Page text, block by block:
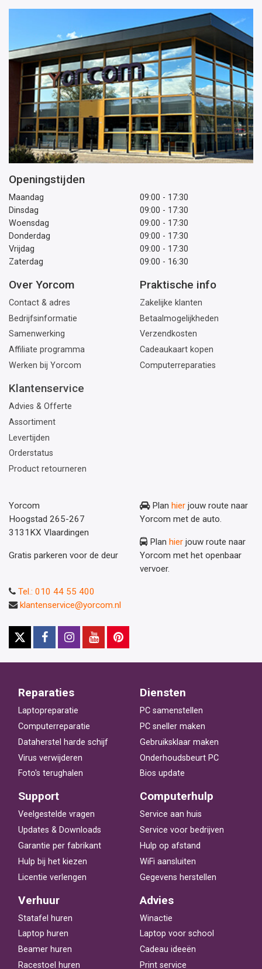
Openingstijden
Maandag
09:00 - 17:30
Dinsdag
09:00 - 17:30
Woensdag
09:00 - 17:30
Donderdag
09:00 - 17:30
Vrijdag
09:00 - 17:30
Zaterdag
09:00 - 16:30
Over Yorcom
Contact & adres
Bedrijfsinformatie
Samenwerking
Affiliate programma
Werken bij Yorcom
Praktische info
Zakelijke klanten
Betaalmogelijkheden
Verzendkosten
Cadeaukaart kopen
Computerreparaties
Klantenservice
Advies & Offerte
Assortiment
Levertijden
Orderstatus
Product retourneren
Yorcom
Hoogstad 265-267
3131KX Vlaardingen
Gratis parkeren voor de deur
Plan hier jouw route naar
Yorcom met de auto.
Plan hier jouw route naar
Yorcom met het openbaar
vervoer.
Tel.: 010 44 55 400
klantenservice@yorcom.nl
Reparaties
Laptopreparatie
Computerreparatie
Dataherstel harde schijf
Virus verwijderen
Foto's terughalen
Diensten
PC samenstellen
PC sneller maken
Gebruiksklaar maken
Onderhoudsbeurt PC
Bios update
Support
Veelgestelde vragen
Updates & Downloads
Garantie per fabrikant
Hulp bij het kiezen
Licentie verlengen
Computerhulp
Service aan huis
Service voor bedrijven
Hulp op afstand
WiFi aansluiten
Gegevens herstellen
Verhuur
Statafel huren
Laptop huren
Beamer huren
Racestoel huren
Advies
Winactie
Laptop voor school
Cadeau ideeën
Print service